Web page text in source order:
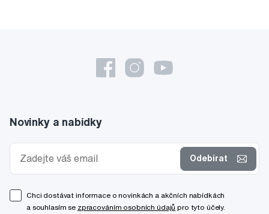
Novinky a nabídky
Odebírat
Chci dostávat informace o novinkách a akčních nabídkách
a souhlasím se zpracováním osobních údajů pro tyto účely.